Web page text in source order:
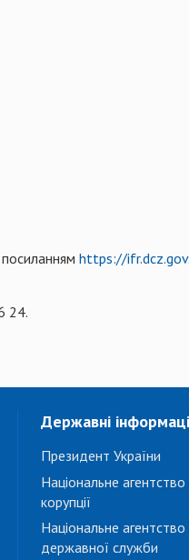
https://
24.
Державні
Президент України
Національне агентство
корупції
Національне
державної служби